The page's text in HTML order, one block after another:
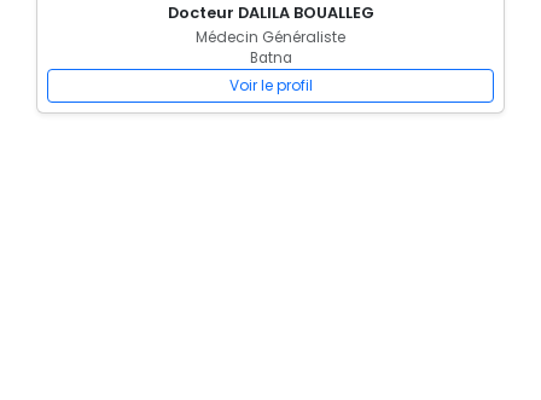
Docteur DALILA BOUALLEG
Médecin Généraliste
Batna
Voir le profil